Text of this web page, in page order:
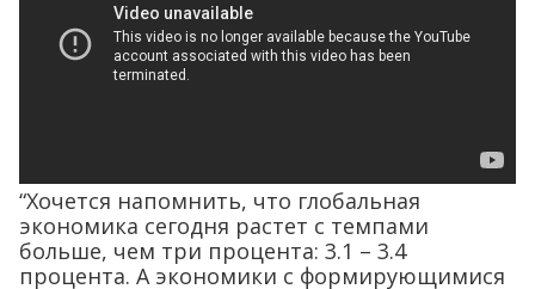
“Хочется напомнить, что глобальная
экономика сегодня растет с темпами
больше, чем три процента: 3.1 – 3.4
процента. А экономики с формирующимися